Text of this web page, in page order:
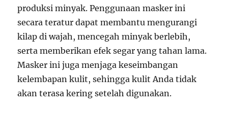
produksi minyak. Penggunaan masker ini
secara teratur dapat membantu mengurangi
kilap di wajah, mencegah minyak berlebih,
serta memberikan efek segar yang tahan lama.
Masker ini juga menjaga keseimbangan
kelembapan kulit, sehingga kulit Anda tidak
akan terasa kering setelah digunakan.